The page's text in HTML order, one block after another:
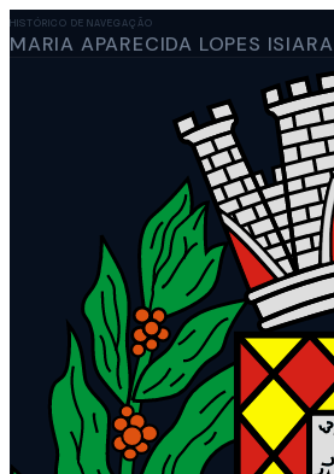
HISTÓRICO DE NAVEGAÇÃO
MARIA APARECIDA LOPES ISIARA